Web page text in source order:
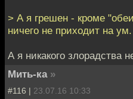
> А я грешен - кроме
ничего не приходит на ум.
А я никакого злорадства
Мить-ка »
#116 | 23.07.16 10:33